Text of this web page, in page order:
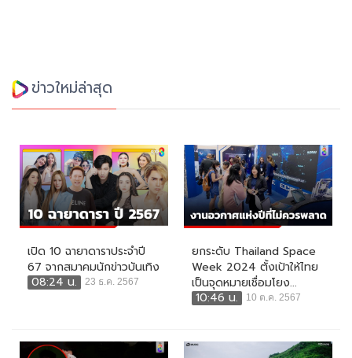
ข่าวใหม่ล่าสุด
เปิด 10 ฉายาดาราประจำปี
67 จากสมาคมนักข่าวบันเทิง
08:24 น.
23 ธ.ค. 2567
ยกระดับ Thailand Space
Week 2024 ตั้งเป้าให้ไทย
เป็นจุดหมายเชื่อมโยง...
10:46 น.
10 ต.ค. 2567